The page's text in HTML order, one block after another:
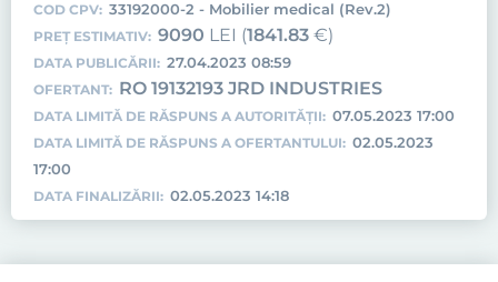
COD CPV: 33192000-2 - Mobilier medical (Rev.2)
PREȚ ESTIMATIV: 9090 LEI (1841.83 €)
DATA PUBLICĂRII: 27.04.2023 08:59
OFERTANT: RO 19132193 JRD INDUSTRIES
DATA LIMITĂ DE RĂSPUNS A AUTORITĂȚII: 07.05.2023 17:00
DATA LIMITĂ DE RĂSPUNS A OFERTANTULUI: 02.05.2023
17:00
DATA FINALIZĂRII: 02.05.2023 14:18